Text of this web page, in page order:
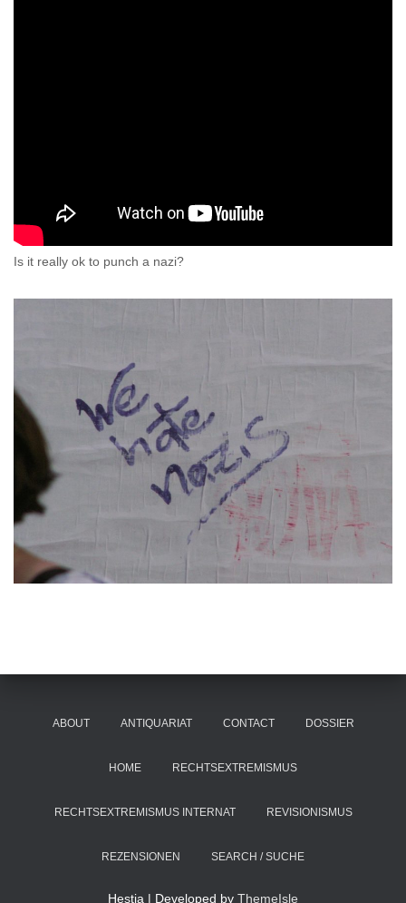
Is it really ok to punch a nazi?
ABOUT ANTIQUARIAT CONTACT DOSSIER
HOME RECHTSEXTREMISMUS
RECHTSEXTREMISMUS INTERNAT REVISIONISMUS
REZENSIONEN SEARCH / SUCHE
Hestia | Developed by ThemeIsle